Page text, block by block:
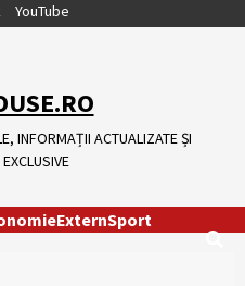
YouTube
INFORMAȚII ACTUALIZATE ȘI
ExternSport